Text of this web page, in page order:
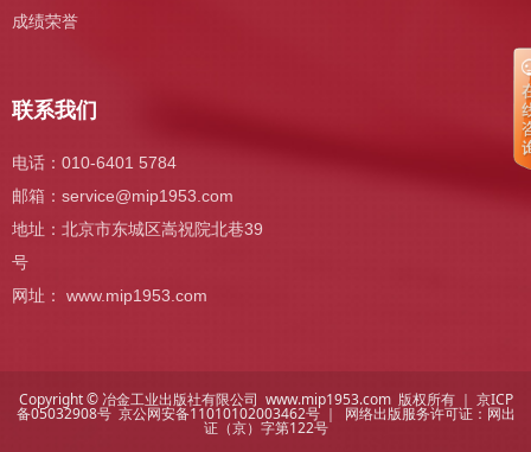
成绩荣誉
联系我们
电话：010-6401 5784
邮箱： service@mip1953.com
地址：北京市东城区嵩祝院北巷39
号
网址： www.mip1953.com
Copyright © 冶金工业出版社有限公司 www.mip1953.com 版权所有 ｜ 京ICP
备05032908号京公网安备11010102003462号 ｜ 网络出版服务许可证： 网出
证（京）字第122号